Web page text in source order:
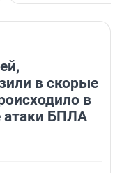
в скорые
в
атаки БПЛА